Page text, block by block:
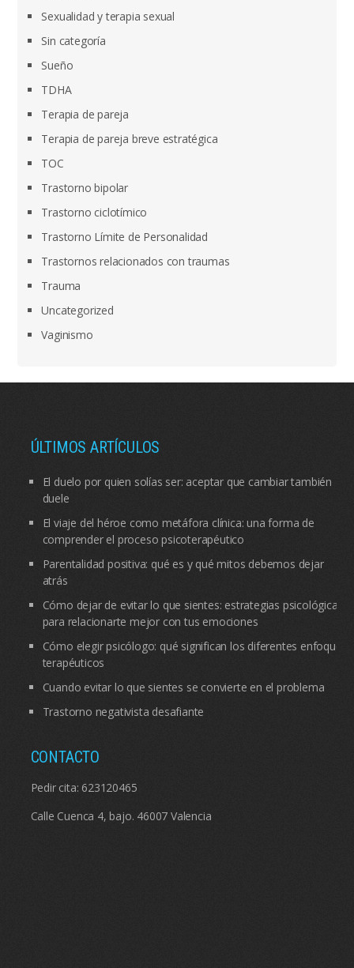
Sexualidad y terapia sexual
Sin categoría
Sueño
TDHA
Terapia de pareja
Terapia de pareja breve estratégica
TOC
Trastorno bipolar
Trastorno ciclotímico
Trastorno Límite de Personalidad
Trastornos relacionados con traumas
Trauma
Uncategorized
Vaginismo
ÚLTIMOS ARTÍCULOS
El duelo por quien solías ser: aceptar que cambiar también
duele
El viaje del héroe como metáfora clínica: una forma de
comprender el proceso psicoterapéutico
Parentalidad positiva: qué es y qué mitos debemos dejar
atrás
Cómo dejar de evitar lo que sientes: estrategias psicológicas
para relacionarte mejor con tus emociones
Cómo elegir psicólogo: qué significan los diferentes enfoques
terapéuticos
Cuando evitar lo que sientes se convierte en el problema
Trastorno negativista desafiante
CONTACTO
Pedir cita: 623120465
Calle Cuenca 4, bajo. 46007 Valencia